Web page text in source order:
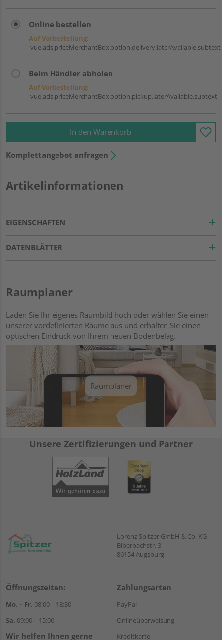
Online bestellen
Auf Vorbestellung:
vue.ads.priceMerchantBox.option.delivery.laterAvailable.subtext
Beim Händler abholen
Auf Vorbestellung:
vue.ads.priceMerchantBox.option.pickup.laterAvailable.subtext
In den Warenkorb
Komplettangebot anfragen
Artikelinformationen
EIGENSCHAFTEN
DATENBLÄTTER
Raumplaner
Laden Sie Ihr eigenes Raumbild hoch oder wählen Sie einen
unserer vordefinierten Räume aus und erhalten Sie einen
optischen Eindruck von Ihrem neuen Bodenbelag.
Raumplaner
Unsere Zertifizierungen und Partner
Lorenz Spitzer GmbH & Co. KG
Biberbachstr. 3
86154 Augsburg
Öffnungszeiten:
Mo. – Fr. 08:00 – 18:30
Sa. 09:00 – 15:00
Wir helfen Ihnen gerne
Zahlungsarten
PayPal
Onlineüberweisung
Kreditkarte